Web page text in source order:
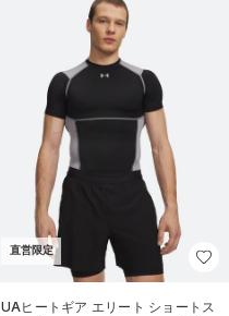
直営限定
UAヒートギア エリート ショートス